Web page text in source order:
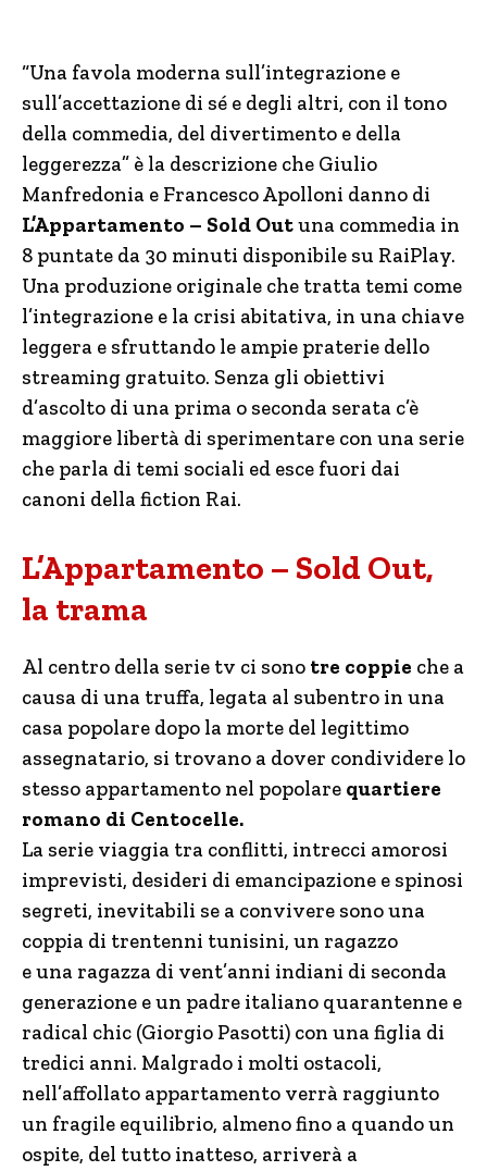
“Una favola moderna sull’integrazione e
sull’accettazione di sé e degli altri, con il tono
della commedia, del divertimento e della
leggerezza” è la descrizione che Giulio
Manfredonia e Francesco Apolloni danno di
L’Appartamento – Sold Outuna commedia in
8 puntate da 30 minuti disponibile su RaiPlay.
Una produzione originale che tratta temi come
l’integrazione e la crisi abitativa, in una chiave
leggera e sfruttando le ampie praterie dello
streaming gratuito. Senza gli obiettivi
d’ascolto di una prima o seconda serata c’è
maggiore libertà di sperimentare con una serie
che parla di temi sociali ed esce fuori dai
canoni della fiction Rai.
L’Appartamento – Sold Out,
la trama
Al centro della serie tv ci sono tre coppie che a
causa di una truffa, legata al subentro in una
casa popolare dopo la morte del legittimo
assegnatario, si trovano a dover condividere lo
stesso appartamento nel popolare quartiere
romano di Centocelle.
La serie viaggia tra conflitti, intrecci amorosi
imprevisti, desideri di emancipazione e spinosi
segreti, inevitabili se a convivere sono una
coppia di trentenni tunisini, un ragazzo
e una ragazza di vent’anni indiani di seconda
generazione e un padre italiano quarantenne e
radical chic (Giorgio Pasotti) con una figlia di
tredici anni. Malgrado i molti ostacoli,
nell’affollato appartamento verrà raggiunto
un fragile equilibrio, almeno fino a quando un
ospite, del tutto inatteso, arriverà a